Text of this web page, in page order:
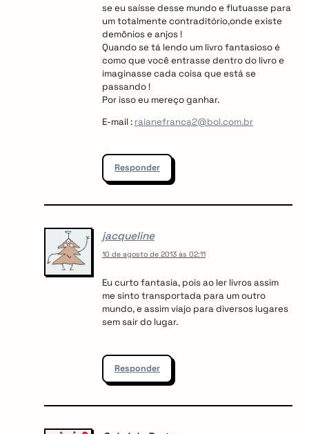
se eu saísse desse mundo e flutuasse para
um totalmente contraditório,onde existe
demônios e anjos !
Quando se tá lendo um livro fantasioso é
como que você entrasse dentro do livro e
imaginasse cada coisa que está se
passando !
Por isso eu mereço ganhar.
E-mail : raianefranca2@bol.com.br
Responder
jacqueline
10 de agosto de 2013 às 02:11
Eu curto fantasia, pois ao ler livros assim
me sinto transportada para um outro
mundo, e assim viajo para diversos lugares
sem sair do lugar.
Responder